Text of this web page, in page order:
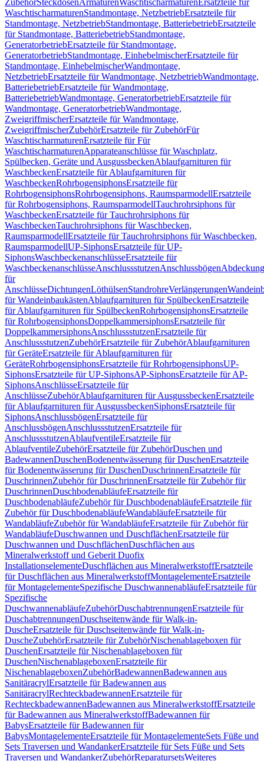
ZubehörSteckdosenArmaturenWaschtischarmaturen Ersatzteile für
WaschtischarmaturenStandmontage, NetzbetriebErsatzteile für
Standmontage, NetzbetriebStandmontage, BatteriebetriebErsatzteile
für Standmontage, BatteriebetriebStandmontage,
GeneratorbetriebErsatzteile für Standmontage,
GeneratorbetriebStandmontage, EinhebelmischerErsatzteile für
Standmontage, EinhebelmischerWandmontage,
NetzbetriebErsatzteile für Wandmontage, NetzbetriebWandmontage,
BatteriebetriebErsatzteile für Wandmontage,
BatteriebetriebWandmontage, GeneratorbetriebErsatzteile für
Wandmontage, GeneratorbetriebWandmontage,
ZweigriffmischerErsatzteile für Wandmontage,
ZweigriffmischerZubehörErsatzteile für ZubehörFür
WaschtischarmaturenErsatzteile für Für
WaschtischarmaturenApparateanschlüsse für Waschplatz,
Spülbecken, Geräte und AusgussbeckenAblaufgarnituren für
WaschbeckenErsatzteile für Ablaufgarnituren für
WaschbeckenRohrbogensiphonsErsatzteile für
RohrbogensiphonsRohrbogensiphons, RaumsparmodellErsatzteile
für Rohrbogensiphons, RaumsparmodellTauchrohrsiphons für
WaschbeckenErsatzteile für Tauchrohrsiphons für
WaschbeckenTauchrohrsiphons für Waschbecken,
RaumsparmodellErsatzteile für Tauchrohrsiphons für Waschbecken,
RaumsparmodellUP-SiphonsErsatzteile für UP-
SiphonsWaschbeckenanschlüsseErsatzteile für
WaschbeckenanschlüsseAnschlussstutzenAnschlussbögen
für
AnschlüsseDichtungenLöthülsenStandrohreVerlängerungen
für WandeinbaukästenAblaufgarnituren für SpülbeckenErsatzteile
für Ablaufgarnituren für SpülbeckenRohrbogensiphonsErsatzteile
für RohrbogensiphonsDoppelkammersiphonsErsatzteile für
DoppelkammersiphonsAnschlussstutzenErsatzteile für
AnschlussstutzenZubehörErsatzteile für ZubehörAblaufgarnituren
für GeräteErsatzteile für Ablaufgarnituren für
GeräteRohrbogensiphonsErsatzteile für RohrbogensiphonsUP-
SiphonsErsatzteile für UP-SiphonsAP-SiphonsErsatzteile für AP-
SiphonsAnschlüsseErsatzteile für
AnschlüsseZubehörAblaufgarnituren für AusgussbeckenErsatzteile
für Ablaufgarnituren für AusgussbeckenSiphonsErsatzteile für
SiphonsAnschlussbögenErsatzteile für
AnschlussbögenAnschlussstutzenErsatzteile für
AnschlussstutzenAblaufventileErsatzteile für
AblaufventileZubehörErsatzteile für ZubehörDuschen und
BadewannenDuschenBodenentwässerung für DuschenErsatzteile
für Bodenentwässerung für DuschenDuschrinnenErsatzteile für
DuschrinnenZubehör für DuschrinnenErsatzteile für Zubehör für
DuschrinnenDuschbodenabläufeErsatzteile für
DuschbodenabläufeZubehör für DuschbodenabläufeErsatzteile für
Zubehör für DuschbodenabläufeWandabläufeErsatzteile für
WandabläufeZubehör für WandabläufeErsatzteile für Zubehör für
WandabläufeDuschwannen und DuschflächenErsatzteile für
Duschwannen und DuschflächenDuschflächen aus
Mineralwerkstoff und Geberit Duofix
InstallationselementeDuschflächen aus MineralwerkstoffErsatzteile
für Duschflächen aus MineralwerkstoffMontagelementeErsatzteile
für MontagelementeSpezifische DuschwannenabläufeErsatzteile für
Spezifische
DuschwannenabläufeZubehörDuschabtrennungenErsatzteile für
DuschabtrennungenDuschseitenwände für Walk-in-
DuscheErsatzteile für Duschseitenwände für Walk-in-
DuscheZubehörErsatzteile für ZubehörNischenablageboxen für
DuschenErsatzteile für Nischenablageboxen für
DuschenNischenablageboxenErsatzteile für
NischenablageboxenZubehörBadewannenBadewannen aus
SanitäracrylErsatzteile für Badewannen aus
SanitäracrylRechteckbadewannenErsatzteile für
RechteckbadewannenBadewannen aus MineralwerkstoffErsatzteile
für Badewannen aus MineralwerkstoffBadewannen für
BabysErsatzteile für Badewannen für
BabysMontagelementeErsatzteile für MontagelementeSets Füße und
Sets Traversen und WandankerErsatzteile für Sets Füße und Sets
Traversen und WandankerZubehörReparatursetsWeiteres